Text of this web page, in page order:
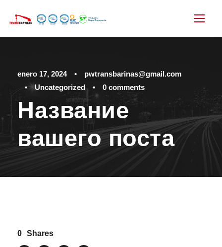
enero 17, 2024 •
pwtransbarinas@gmail.com
•
Uncategorized • 0 comments
Название
вашего поста
0 Shares